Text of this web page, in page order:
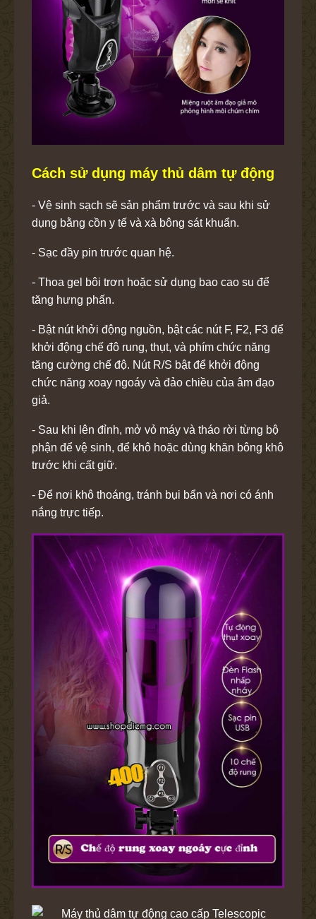
Cách sử dụng máy thủ dâm tự động
- Vệ sinh sạch sẽ sản phẩm trước và sau khi sử
dụng bằng cồn y tế và xà bông sát khuẩn.
- Sạc đầy pin trước quan hệ.
- Thoa gel bôi trơn hoặc sử dụng bao cao su để
tăng hưng phấn.
- Bật nút khởi động nguồn, bật các nút F, F2, F3 để
khởi động chế đô rung, thụt, và phím chức năng
tăng cường chế độ. Nút R/S bật để khởi động
chức năng xoay ngoáy và đảo chiều của âm đạo
giả.
- Sau khi lên đỉnh, mở vỏ máy và tháo rời từng bộ
phận để vệ sinh, để khô hoặc dùng khăn bông khô
trước khi cất giữ.
- Để nơi khô thoáng, tránh bụi bẩn và nơi có ánh
nắng trực tiếp.